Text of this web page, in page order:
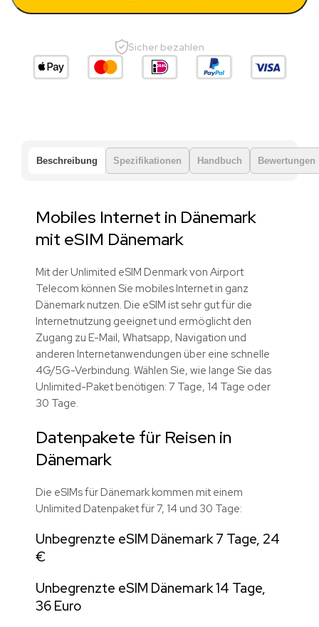
Sicher bezahlen
Beschreibung Spezifikationen Handbuch Bewertungen
Mobiles Internet in Dänemark
mit eSIM Dänemark
Mit der Unlimited eSIM Denmark von Airport
Telecom können Sie mobiles Internet in ganz
Dänemark nutzen. Die eSIM ist sehr gut für die
Internetnutzung geeignet und ermöglicht den
Zugang zu E-Mail, Whatsapp, Navigation und
anderen Internetanwendungen über eine schnelle
4G/5G-Verbindung. Wählen Sie, wie lange Sie das
Unlimited-Paket benötigen: 7 Tage, 14 Tage oder
30 Tage.
Datenpakete für Reisen in
Dänemark
Die eSIMs für Dänemark kommen mit einem
Unlimited Datenpaket für 7, 14 und 30 Tage:
Unbegrenzte eSIM Dänemark 7 Tage, 24
€
Unbegrenzte eSIM Dänemark 14 Tage,
36 Euro